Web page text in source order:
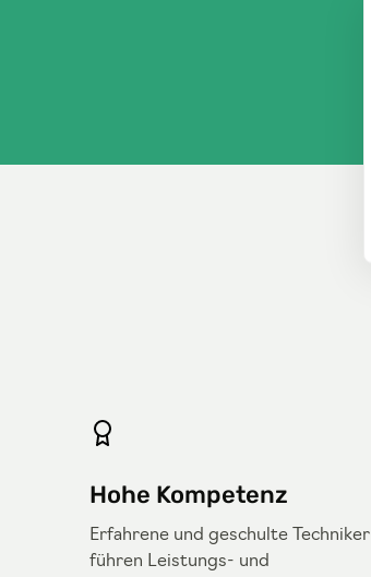
Hohe Kompetenz
Erfahrene und geschulte Techniker
führen Leistungs- und